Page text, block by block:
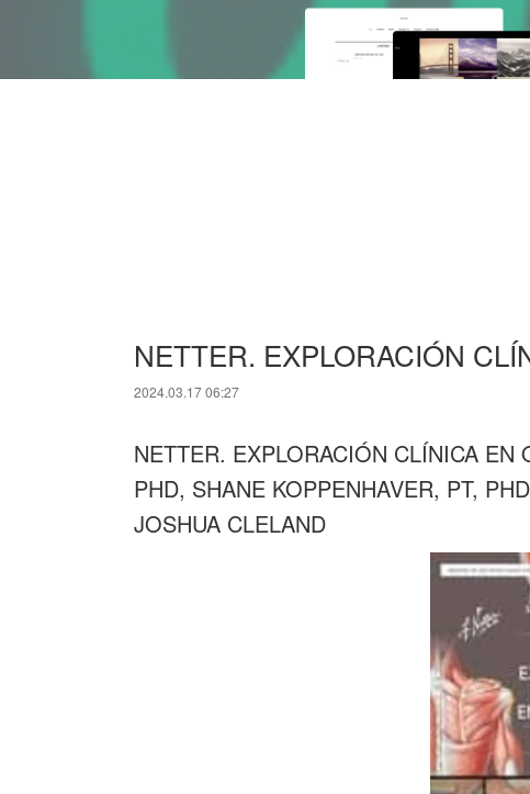
NETTER. EXPLORACIÓN
2024.03.17 06:27
NETTER. EXPLORACIÓN CLÍNICA EN
PHD, SHANE KOPPENHAVER, PT,
JOSHUA CLELAND